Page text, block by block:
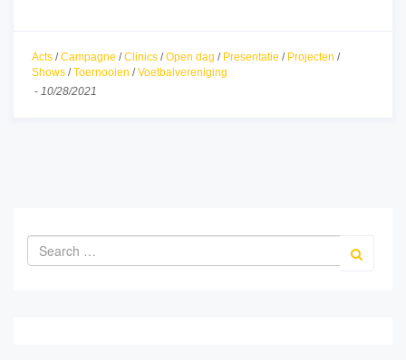
Acts /Campagne /Clinics /Open dag / Presentatie / Projecten /
Shows /Toernooien /Voetbalvereniging
- 10/28/2021